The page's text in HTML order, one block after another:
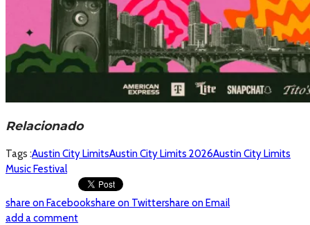
Relacionado
Tags :Austin City LimitsAustin City Limits 2026Austin City Limits
Music Festival
share on Facebookshare on Twittershare on Email
add a comment